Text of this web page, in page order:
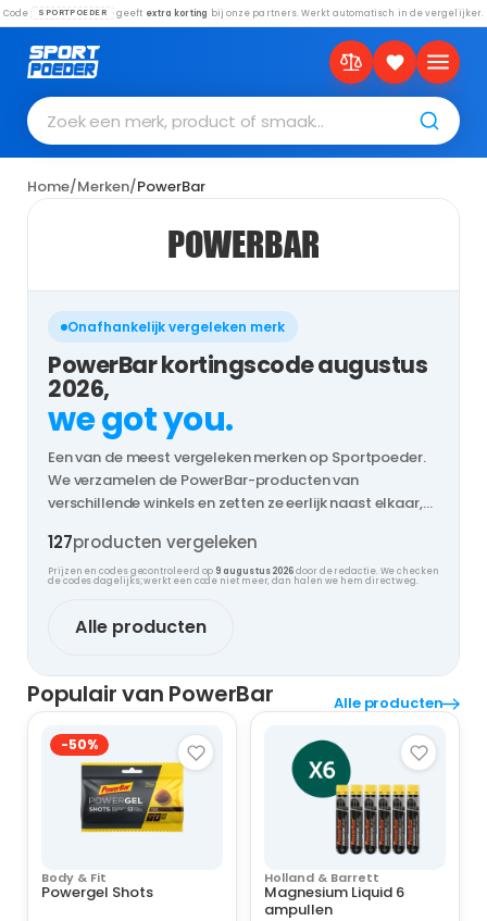
Code SPORTPOEDER geeft extra korting bij onze partners. Werkt automatisch in de vergelijker.
Zoek een merk, product of smaak…
Home/Merken/PowerBar
POWERBAR
Onafhankelijk vergeleken merk
PowerBar kortingscode augustus
2026,
we got you.
Een van de meest vergeleken merken op Sportpoeder.
We verzamelen de PowerBar-producten van
verschillende winkels en zetten ze eerlijk naast elkaar,
127producten vergeleken
Prijzen en codes gecontroleerd op 9 augustus 2026door de redactie. We checken
de codes dagelijks; werkt een code niet meer, dan halen we hem direct weg.
Alle producten
Populair van PowerBar Alle producten
-50%
Body & Fit
Powergel Shots
Holland & Barrett
Magnesium Liquid 6
ampullen